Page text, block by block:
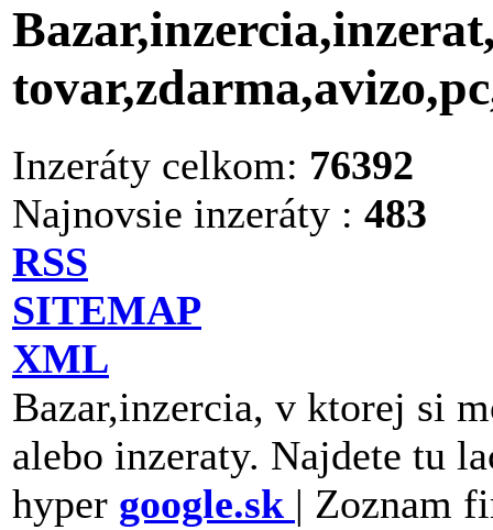
Inzeráty celkom: 76392
Najnovsie inzeráty : 483
RSS
SITEMAP
XML
Bazar,inzercia, v ktorej si
alebo inzeraty. Najdete tu
hyper google.sk | Zoznam